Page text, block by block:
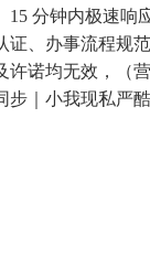
分钟内极速
、办事流程规
诺均无效，（
｜小我现私严